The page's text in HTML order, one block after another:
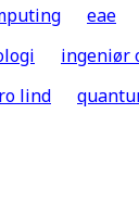
eae
ingeniør
lind